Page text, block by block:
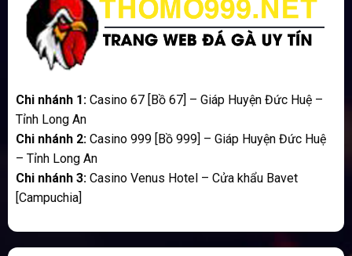
Chi nhánh 1:Casino 67 [Bồ 67] – Giáp Huyện Đức Huệ –
Tỉnh Long An
Chi nhánh 2:Casino 999 [Bồ 999] – Giáp Huyện Đức Huệ
– Tỉnh Long An
Chi nhánh 3:Casino Venus Hotel – Cửa khẩu Bavet
[Campuchia]